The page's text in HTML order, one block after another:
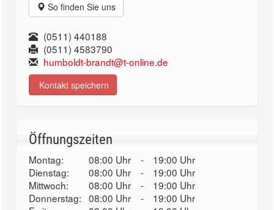
So finden Sie uns
(0511) 440188
(0511) 4583790
humboldt-brandt@t-online.de
Kontakt speichern
Öffnungszeiten
Montag: 08:00 Uhr -
19:00 Uhr
Dienstag:
08:00 Uhr -
19:00 Uhr
Mittwoch:
08:00 Uhr -
19:00 Uhr
Donnerstag: 08:00 Uhr -
19:00 Uhr